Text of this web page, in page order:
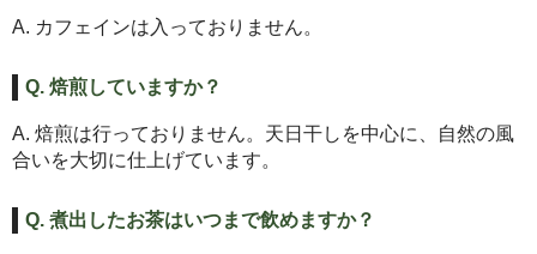
A. カフェインは入っておりません。
Q. 焙煎していますか？
A. 焙煎は行っておりません。天日干しを中心に、自然の風
合いを大切に仕上げています。
Q. 煮出したお茶はいつまで飲めますか？